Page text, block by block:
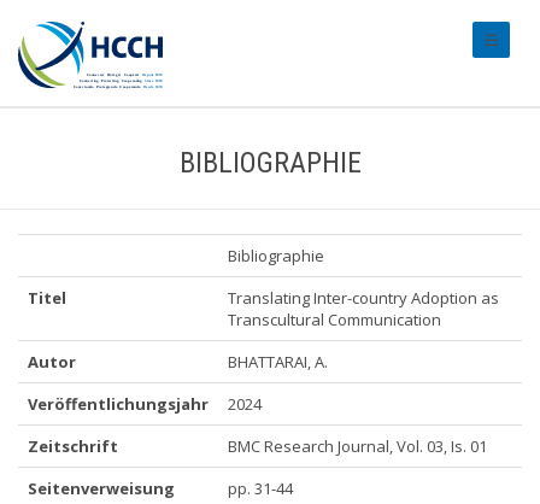
BIBLIOGRAPHIE
Bibliographie
Titel
Translating Inter-country Adoption as
Transcultural Communication
Autor
BHATTARAI, A.
Veröffentlichungsjahr
2024
Zeitschrift
BMC Research Journal, Vol. 03, Is. 01
Seitenverweisung
pp. 31-44